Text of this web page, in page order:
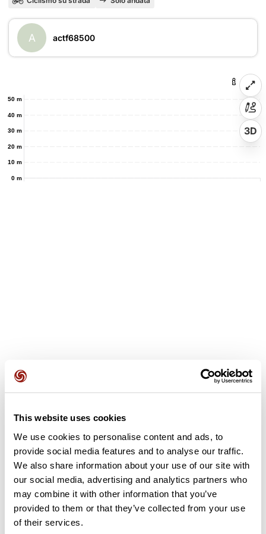
This website uses cookies
We use cookies to personalise content and ads, to
provide social media features and to analyse our traffic.
We also share information about your use of our site with
our social media, advertising and analytics partners who
may combine it with other information that you’ve
provided to them or that they’ve collected from your use
of their services.
A actf68500
0 m
10 m
20 m
30 m
40 m
50 m
3D
Recensioni degli utenti
L'hai già effettuato? Sii il primo a inviare una recensione!
Aggiungi una recensione
Riepilogo